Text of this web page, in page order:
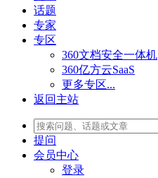
话题
专家
专区
360文档安全一体机
360亿方云SaaS
更多专区...
返回主站
提问
会员中心
登录